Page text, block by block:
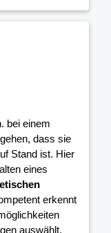
bei einem
dass sie
Stand ist. Hier
eines
erkennt
auswählt.